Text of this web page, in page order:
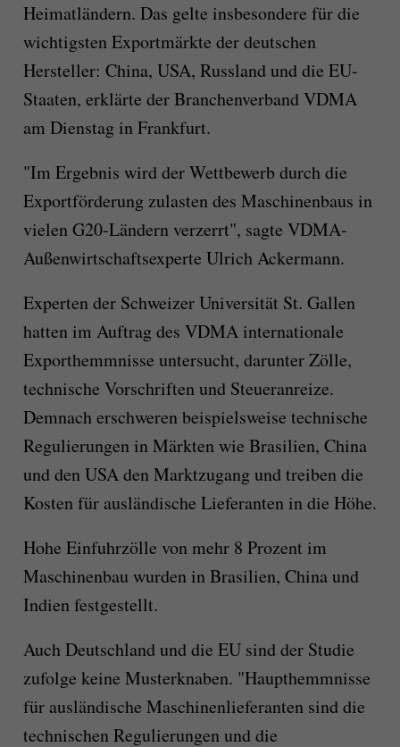
Heimatländern. Das gelte insbesondere für die
wichtigsten Exportmärkte der deutschen
Hersteller: China, USA, Russland und die EU-
Staaten, erklärte der Branchenverband VDMA
am Dienstag in Frankfurt.
"Im Ergebnis wird der Wettbewerb durch die
Exportförderung zulasten des Maschinenbaus in
vielen G20-Ländern verzerrt", sagte VDMA-
Außenwirtschaftsexperte Ulrich Ackermann.
Experten der Schweizer Universität St. Gallen
hatten im Auftrag des VDMA internationale
Exporthemmnisse untersucht, darunter Zölle,
technische Vorschriften und Steueranreize.
Demnach erschweren beispielsweise technische
Regulierungen in Märkten wie Brasilien, China
und den USA den Marktzugang und treiben die
Kosten für ausländische Lieferanten in die Höhe.
Hohe Einfuhrzölle von mehr 8 Prozent im
Maschinenbau wurden in Brasilien, China und
Indien festgestellt.
Auch Deutschland und die EU sind der Studie
zufolge keine Musterknaben. "Haupthemmnisse
für ausländische Maschinenlieferanten sind die
technischen Regulierungen und die